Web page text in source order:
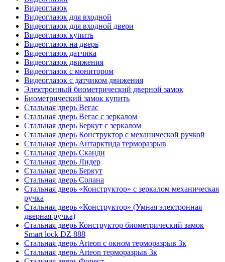
Видеоглазок
Видеоглазок для входной
Видеоглазок для входной двери
Видеоглазок купить
Видеоглазок на дверь
Видеоглазок датчика
Видеоглазок движения
Видеоглазок с монитором
Видеоглазок с датчиком движения
Электронный биометрический дверной замок
Биометрический замок купить
Стальная дверь Вегас
Стальная дверь Вегас с зеркалом
Стальная дверь Беркут с зеркалом
Стальная дверь Конструктор с механической ручкой
Стальная дверь Антарктида терморазрыв
Стальная дверь Сканди
Стальная дверь Лидер
Стальная дверь Беркут
Стальная дверь Солана
Стальная дверь «Конструктор» с зеркалом механическая
ручка
Стальная дверь «Конструктор» (Умная электронная
дверная ручка)
Стальная дверь Конструктор биометрический замок
Smart lock DZ 888
Стальная дверь Arteon с окном терморазрыв 3к
Стальная дверь Arteon терморазрыв 3к